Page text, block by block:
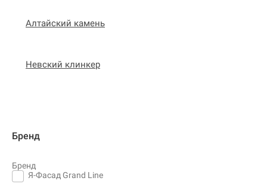
Алтайский камень
Невский клинкер
Бренд
Бренд
Я-Фасад Grand Line